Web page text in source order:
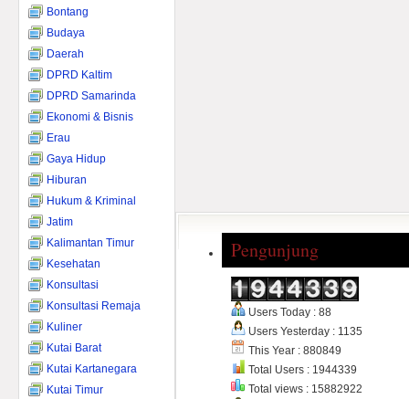
Bontang
Budaya
Daerah
DPRD Kaltim
DPRD Samarinda
Ekonomi & Bisnis
Erau
Gaya Hidup
Hiburan
Hukum & Kriminal
Jatim
Kalimantan Timur
Kesehatan
Konsultasi
Konsultasi Remaja
Kuliner
Kutai Barat
Kutai Kartanegara
Kutai Timur
Pengunjung
Users Today : 88
Users Yesterday : 1135
This Year : 880849
Total Users : 1944339
Total views : 15882922